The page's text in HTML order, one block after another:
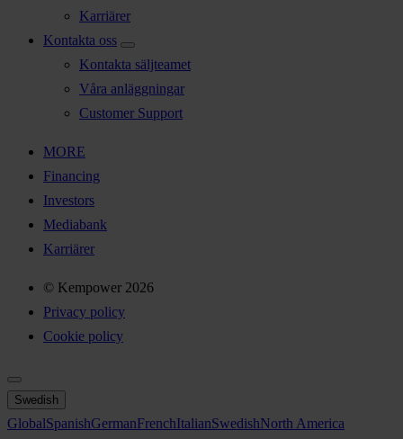
Karriärer
Kontakta oss
Kontakta säljteamet
Våra anläggningar
Customer Support
MORE
Financing
Investors
Mediabank
Karriärer
© Kempower 2026
Privacy policy
Cookie policy
Swedish
GlobalSpanishGermanFrenchItalianSwedishNorth America